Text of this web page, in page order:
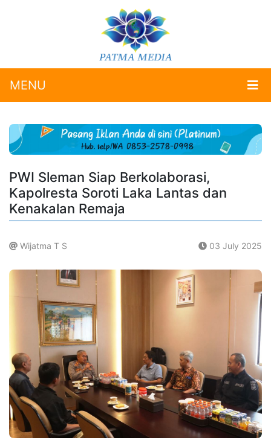
MENU
PWI Sleman Siap Berkolaborasi,
Kapolresta Soroti Laka Lantas dan
Kenakalan Remaja
Wijatma T S 03 July 2025